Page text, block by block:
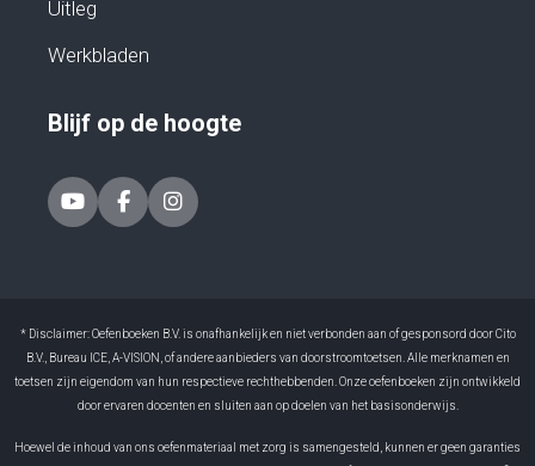
Uitleg
Werkbladen
Blijf op de hoogte
* Disclaimer: Oefenboeken B.V. is onafhankelijk en niet verbonden aan of gesponsord door Cito
B.V., Bureau ICE, A-VISION, of andere aanbieders van doorstroomtoetsen. Alle merknamen en
toetsen zijn eigendom van hun respectieve rechthebbenden. Onze oefenboeken zijn ontwikkeld
door ervaren docenten en sluiten aan op doelen van het basisonderwijs.
Hoewel de inhoud van ons oefenmateriaal met zorg is samengesteld, kunnen er geen garanties